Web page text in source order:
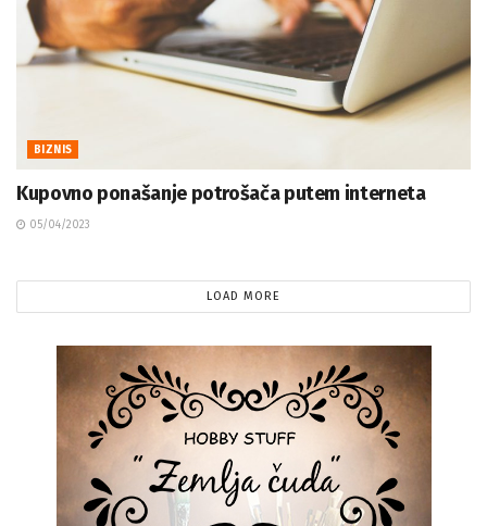
BIZNIS
Kupovno ponašanje potrošača putem interneta
05/04/2023
LOAD MORE